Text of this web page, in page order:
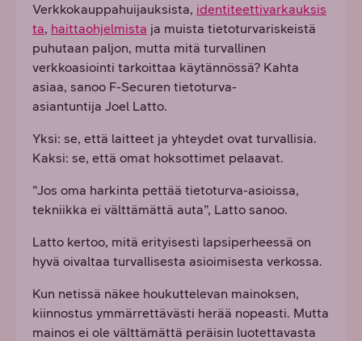
Verkkokauppahuijauksista, identiteettivarkauksis
ta, haittaohjelmista ja muista tietoturvariskeistä
puhutaan paljon, mutta mitä turvallinen
verkkoasiointi tarkoittaa käytännössä? Kahta
asiaa, sanoo F-Securen tietoturva-
asiantuntija Joel Latto.
Yksi: se, että laitteet ja yhteydet ovat turvallisia.
Kaksi: se, että omat hoksottimet pelaavat.
”Jos oma harkinta pettää tietoturva-asioissa,
tekniikka ei välttämättä auta”, Latto sanoo.
Latto kertoo, mitä erityisesti lapsiperheessä on
hyvä oivaltaa turvallisesta asioimisesta verkossa.
Kun netissä näkee houkuttelevan mainoksen,
kiinnostus ymmärrettävästi herää nopeasti. Mutta
mainos ei ole välttämättä peräisin luotettavasta